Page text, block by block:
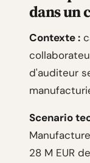
dans un
Contexte :
d'auditeur
Scenario
28 M EUR